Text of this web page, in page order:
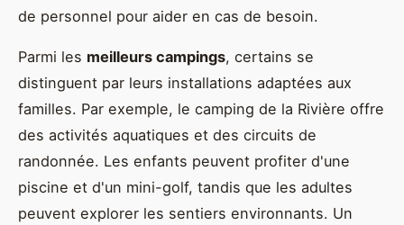
de personnel pour aider en cas de besoin.
Parmi les meilleurs campings, certains se
distinguent par leurs installations adaptées aux
familles. Par exemple, le camping de la Rivière offre
des activités aquatiques et des circuits de
randonnée. Les enfants peuvent profiter d'une
piscine et d'un mini-golf, tandis que les adultes
peuvent explorer les sentiers environnants. Un